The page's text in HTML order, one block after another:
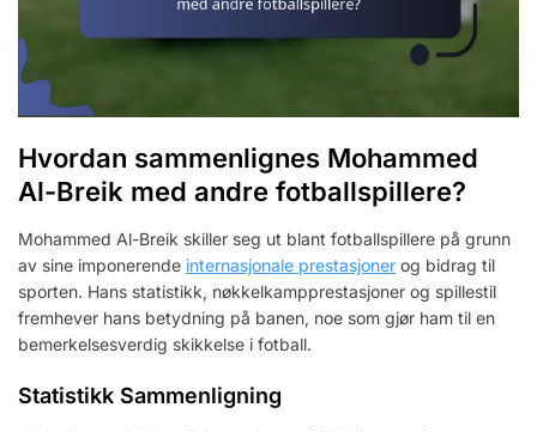
Hvordan sammenlignes Mohammed
Al-Breik med andre fotballspillere?
Mohammed Al-Breik skiller seg ut blant fotballspillere på grunn
av sine imponerende internasjonale prestasjoner og bidrag til
sporten. Hans statistikk, nøkkelkampprestasjoner og spillestil
fremhever hans betydning på banen, noe som gjør ham til en
bemerkelsesverdig skikkelse i fotball.
Statistikk Sammenligning